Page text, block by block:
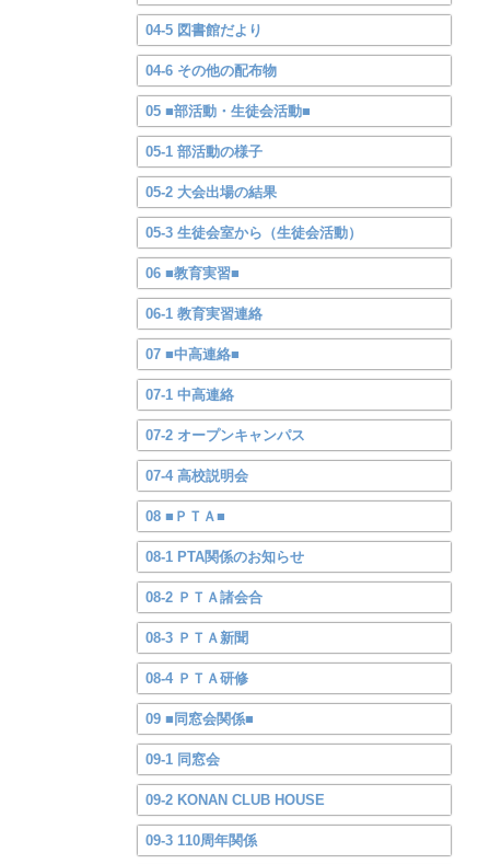
04-5 図書館だより
04-6 その他の配布物
05 ■部活動・生徒会活動■
05-1 部活動の様子
05-2 大会出場の結果
05-3 生徒会室から（生徒会活動）
06 ■教育実習■
06-1 教育実習連絡
07 ■中高連絡■
07-1 中高連絡
07-2 オープンキャンパス
07-4 高校説明会
08 ■ＰＴＡ■
08-1 PTA関係のお知らせ
08-2 ＰＴＡ諸会合
08-3 ＰＴＡ新聞
08-4 ＰＴＡ研修
09 ■同窓会関係■
09-1 同窓会
09-2 KONAN CLUB HOUSE
09-3 110周年関係